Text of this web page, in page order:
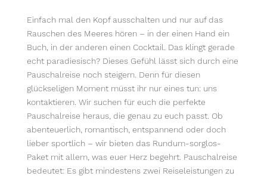
Einfach mal den Kopf ausschalten und nur auf das
Rauschen des Meeres hören – in der einen Hand ein
Buch, in der anderen einen Cocktail. Das klingt gerade
echt paradiesisch? Dieses Gefühl lässt sich durch eine
Pauschalreise noch steigern. Denn für diesen
glückseligen Moment müsst ihr nur eines tun: uns
kontaktieren. Wir suchen für euch die perfekte
Pauschalreise heraus, die genau zu euch passt. Ob
abenteuerlich, romantisch, entspannend oder doch
lieber sportlich – wir bieten das Rundum-sorglos-
Paket mit allem, was euer Herz begehrt. Pauschalreise
bedeutet: Es gibt mindestens zwei Reiseleistungen zu